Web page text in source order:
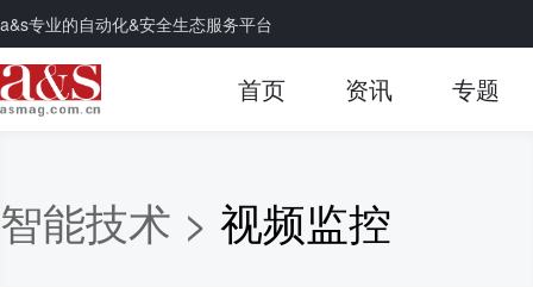
a&s专业的自动化&安全生态服务平台
首页 资讯 专题
智能技术 > 视频监控